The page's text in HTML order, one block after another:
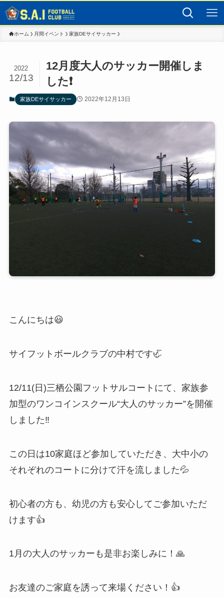
ホーム 月間イベント 家族DEサイサッカー
12月度大人のサッカー開催しま
した❗️
2022
12/13
家族DEサイサッカー 2022年12月13日
こんにちは😃
サイフットボールクラブの中村です🦏
12/11(日)三栖公園フットサルコートにて、家族参
加型のワンコインスクール“大人のサッカー”を開催
しました‼️
この日は10家庭ほど参加していただき、大中小の
それぞれのコートに分けて汗を流しました💦
初心者の方も、幼児の方も安心してご参加いただ
けます👍
1月の大人のサッカーも是非お楽しみに！🙏
お友達のご家庭を誘って来場ください！👍